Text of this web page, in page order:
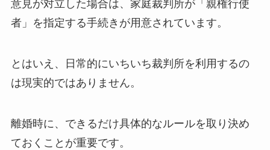
意見が対立した場合は、家庭裁判所が「親権行使
者」を指定する手続きが用意されています。
とはいえ、日常的にいちいち裁判所を利用するの
は現実的ではありません。
離婚時に、できるだけ具体的なルールを取り決め
ておくことが重要です。